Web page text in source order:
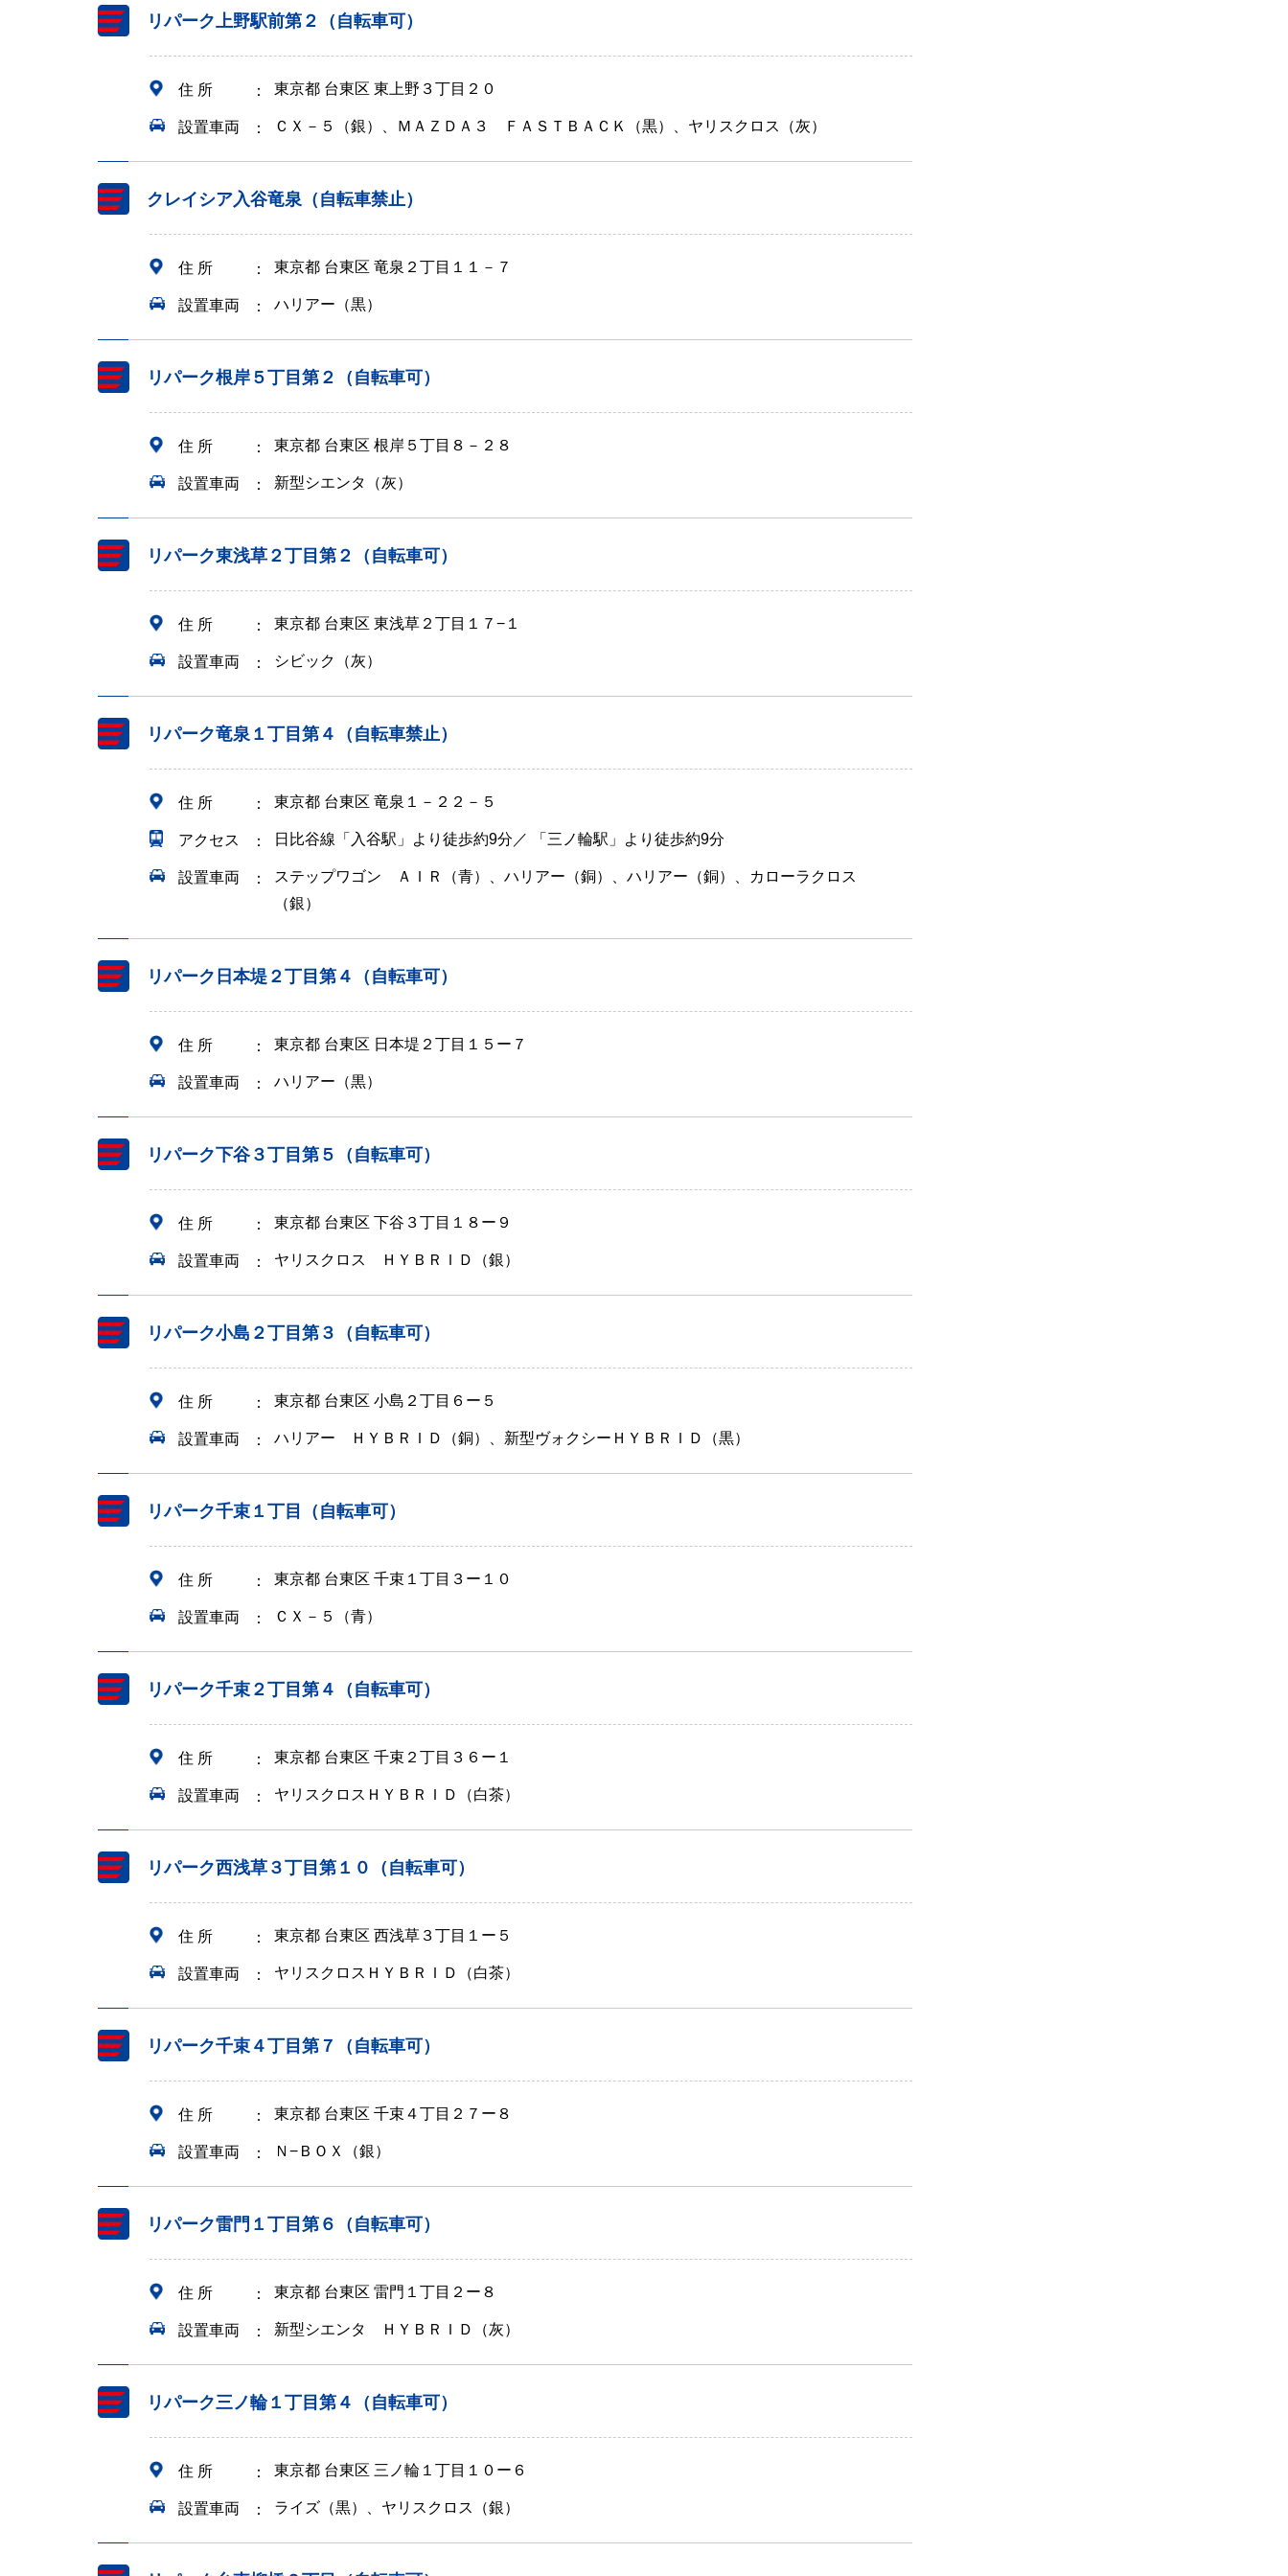
リパーク上野駅前第２（自転車可）
住 所 東京都 台東区 東上野３丁目２０
設置車両 ＣＸ－５（銀）、ＭＡＺＤＡ３ ＦＡＳＴＢＡＣＫ（黒）、ヤリスクロス（灰）
クレイシア入谷竜泉（自転車禁止）
住 所 東京都 台東区 竜泉２丁目１１－７
設置車両 ハリアー（黒）
リパーク根岸５丁目第２（自転車可）
住 所 東京都 台東区 根岸５丁目８－２８
設置車両 新型シエンタ（灰）
リパーク東浅草２丁目第２（自転車可）
住 所 東京都 台東区 東浅草２丁目１７−１
設置車両 シビック（灰）
リパーク竜泉１丁目第４（自転車禁止）
住 所 東京都 台東区 竜泉１－２２－５
アクセス 日比谷線「入谷駅」より徒歩約9分／ 「三ノ輪駅」より徒歩約9分
設置車両
ステップワゴン ＡＩＲ（青）、ハリアー（銅）、ハリアー（銅）、カローラクロス
（銀）
リパーク日本堤２丁目第４（自転車可）
住 所 東京都 台東区 日本堤２丁目１５ー７
設置車両 ハリアー（黒）
リパーク下谷３丁目第５（自転車可）
住 所 東京都 台東区 下谷３丁目１８ー９
設置車両 ヤリスクロス ＨＹＢＲＩＤ（銀）
リパーク小島２丁目第３（自転車可）
住 所 東京都 台東区 小島２丁目６ー５
設置車両 ハリアー ＨＹＢＲＩＤ（銅）、新型ヴォクシーＨＹＢＲＩＤ（黒）
リパーク千束１丁目（自転車可）
住 所 東京都 台東区 千束１丁目３ー１０
設置車両 ＣＸ－５（青）
リパーク千束２丁目第４（自転車可）
住 所 東京都 台東区 千束２丁目３６ー１
設置車両 ヤリスクロスＨＹＢＲＩＤ（白茶）
リパーク西浅草３丁目第１０（自転車可）
住 所 東京都 台東区 西浅草３丁目１ー５
設置車両 ヤリスクロスＨＹＢＲＩＤ（白茶）
リパーク千束４丁目第７（自転車可）
住 所 東京都 台東区 千束４丁目２７ー８
設置車両 Ｎ−ＢＯＸ（銀）
リパーク雷門１丁目第６（自転車可）
住 所 東京都 台東区 雷門１丁目２ー８
設置車両 新型シエンタ ＨＹＢＲＩＤ（灰）
リパーク三ノ輪１丁目第４（自転車可）
住 所 東京都 台東区 三ノ輪１丁目１０ー６
設置車両 ライズ（黒）、ヤリスクロス（銀）